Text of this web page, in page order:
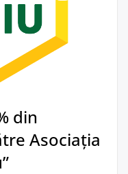
din
Asociația